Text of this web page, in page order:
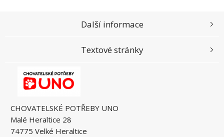
CHOVATELSKÉ POTŘEBY UNO
Malé Heraltice 28
74775 Velké Heraltice
Další informace
Textové stránky